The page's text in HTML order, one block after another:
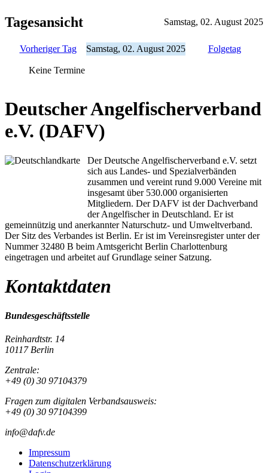
Tagesansicht Samstag, 02. August 2025
Vorheriger Tag Samstag, 02. August 2025 Folgetag
Keine Termine
Deutscher Angelfischerverband
e.V. (DAFV)
Der Deutsche Angelfischerverband e.V. setzt
sich aus Landes- und Spezialverbänden
zusammen und vereint rund 9.000 Vereine mit
insgesamt über 530.000 organisierten
Mitgliedern. Der DAFV ist der Dachverband
der Angelfischer in Deutschland. Er ist
gemeinnützig und anerkannter Naturschutz- und Umweltverband.
Der Sitz des Verbandes ist Berlin. Er ist im Vereinsregister unter der
Nummer 32480 B beim Amtsgericht Berlin Charlottenburg
eingetragen und arbeitet auf Grundlage seiner Satzung.
Kontaktdaten
Bundesgeschäftsstelle
Reinhardtstr. 14
10117 Berlin
Zentrale:
+49 (0) 30 97104379
Fragen zum digitalen Verbandsausweis:
+49 (0) 30 97104399
info@dafv.de
Impressum
Datenschutzerklärung